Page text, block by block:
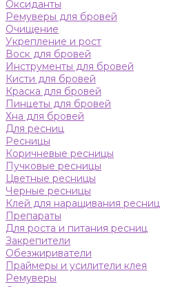
Оксиданты
Ремуверы для бровей
Очищение
Укрепление и рост
Воск для бровей
Инструменты для бровей
Кисти для бровей
Краска для бровей
Пинцеты для бровей
Хна для бровей
Для ресниц
Ресницы
Коричневые ресницы
Пучковые ресницы
Цветные ресницы
Черные ресницы
Клей для наращивания ресниц
Препараты
Для роста и питания ресниц
Закрепители
Обезжириватели
Праймеры и усилители клея
Ремуверы